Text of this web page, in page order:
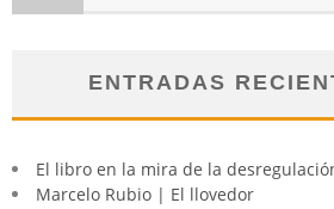
ENTRADAS
El libro en la mira de la
Marcelo Rubio | El llovedor